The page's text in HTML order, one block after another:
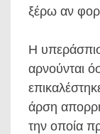
ξέρω αν
Η
αρνούνται
άρση
την οποία